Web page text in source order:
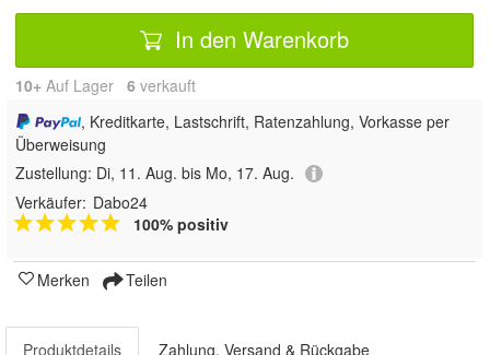
In den Warenkorb
10+ Auf Lager 6 verkauft
, Kreditkarte, Lastschrift, Ratenzahlung, Vorkasse per
Überweisung
Zustellung: Di, 11. Aug. bis Mo, 17. Aug.
Verkäufer: Dabo24
100% positiv
Merken Teilen
Produktdetails Zahlung, Versand & Rückgabe